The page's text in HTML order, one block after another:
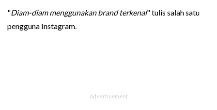
"Diam-diam menggunakan brand terkenal" tulis salah satu
pengguna Instagram.